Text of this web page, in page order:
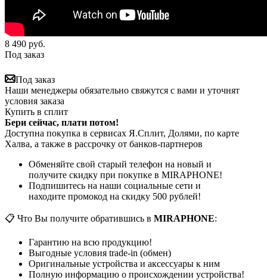
8 490 руб.
Под заказ
Под заказ
Наши менеджеры обязательно свяжутся с вами и уточнят
условия заказа
Купить в сплит
Бери сейчас, плати потом!
Доступна покупка в сервисах Я.Сплит, Долями, по карте
Халва, а также в рассрочку от банков-партнеров
Обменяйте свой старый телефон на новый и
получите скидку при покупке в MIRAPHONE!
Подпишитесь на наши социальные сети и
находите промокод на скидку 500 рублей!
📋 Что Вы получите обратившись в MIRAPHONE:
Гарантию на всю продукцию!
Выгодные условия trade-in (обмен)
Оригинальные устройства и аксессуары к ним
Полную информацию о происхождении устройства!